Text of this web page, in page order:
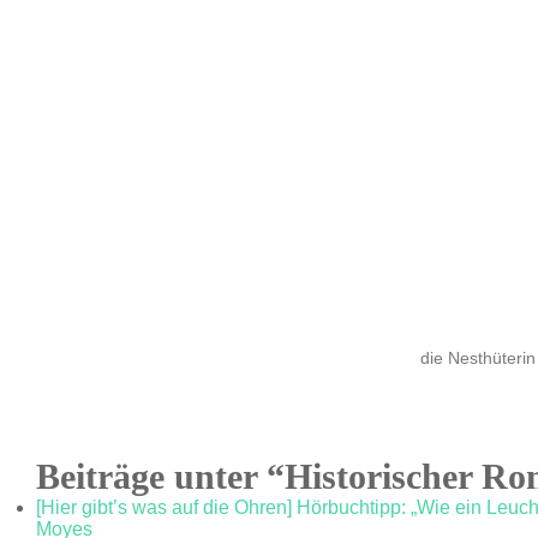
die Nesthüterin
Beiträge unter “Historischer
[Hier gibt’s was auf die Ohren] Hörbuchtipp: „Wie ein
Moyes